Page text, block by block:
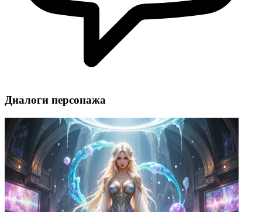
Диалоги персонажа